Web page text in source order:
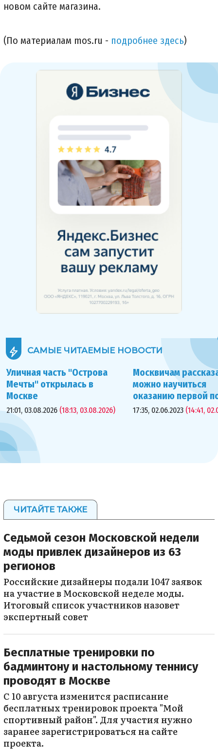
новом сайте магазина.
(По материалам mos.ru - подробнее здесь)
САМЫЕ ЧИТАЕМЫЕ НОВОСТИ
Уличная часть "Острова
Мечты" открылась в
Москве
21:01, 03.08.2026 (18:13, 03.08.2026)
Москвичам
можно научиться
оказанию первой
17:35, 02.06.2023 (14:41,
ЧИТАЙТЕ ТАКЖЕ
Седьмой сезон Московской недели
моды привлек дизайнеров из 63
регионов
Российские дизайнеры подали 1047 заявок
на участие в Московской неделе моды.
Итоговый список участников назовет
экспертный совет
Бесплатные тренировки по
бадминтону и настольному теннису
проводят в Москве
С 10 августа изменится расписание
бесплатных тренировок проекта "Мой
спортивный район". Для участия нужно
заранее зарегистрироваться на сайте
проекта.